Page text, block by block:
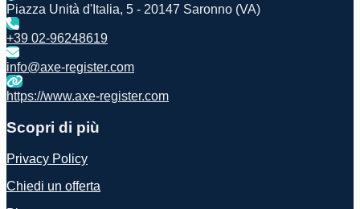
Piazza Unità d'Italia, 5 - 20147 Saronno (VA)
+39 02-96248619
info@axe-register.com
https://www.axe-register.com
Scopri di più
Privacy Policy
Chiedi un offerta